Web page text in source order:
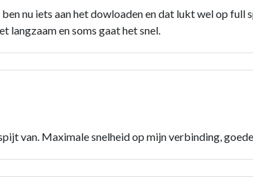
nu iets aan het dowloaden en dat lukt wel op
langzaam en soms gaat het snel.
van. Maximale snelheid op mijn verbinding,